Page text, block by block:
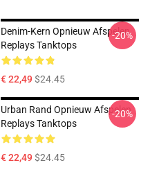
Denim-Kern Opnieuw Afspelen
Replays Tanktops
€ 22,49$24.45
-20%
Urban Rand Opnieuw Afspelen
Replays Tanktops
€ 22,49$24.45
-20%